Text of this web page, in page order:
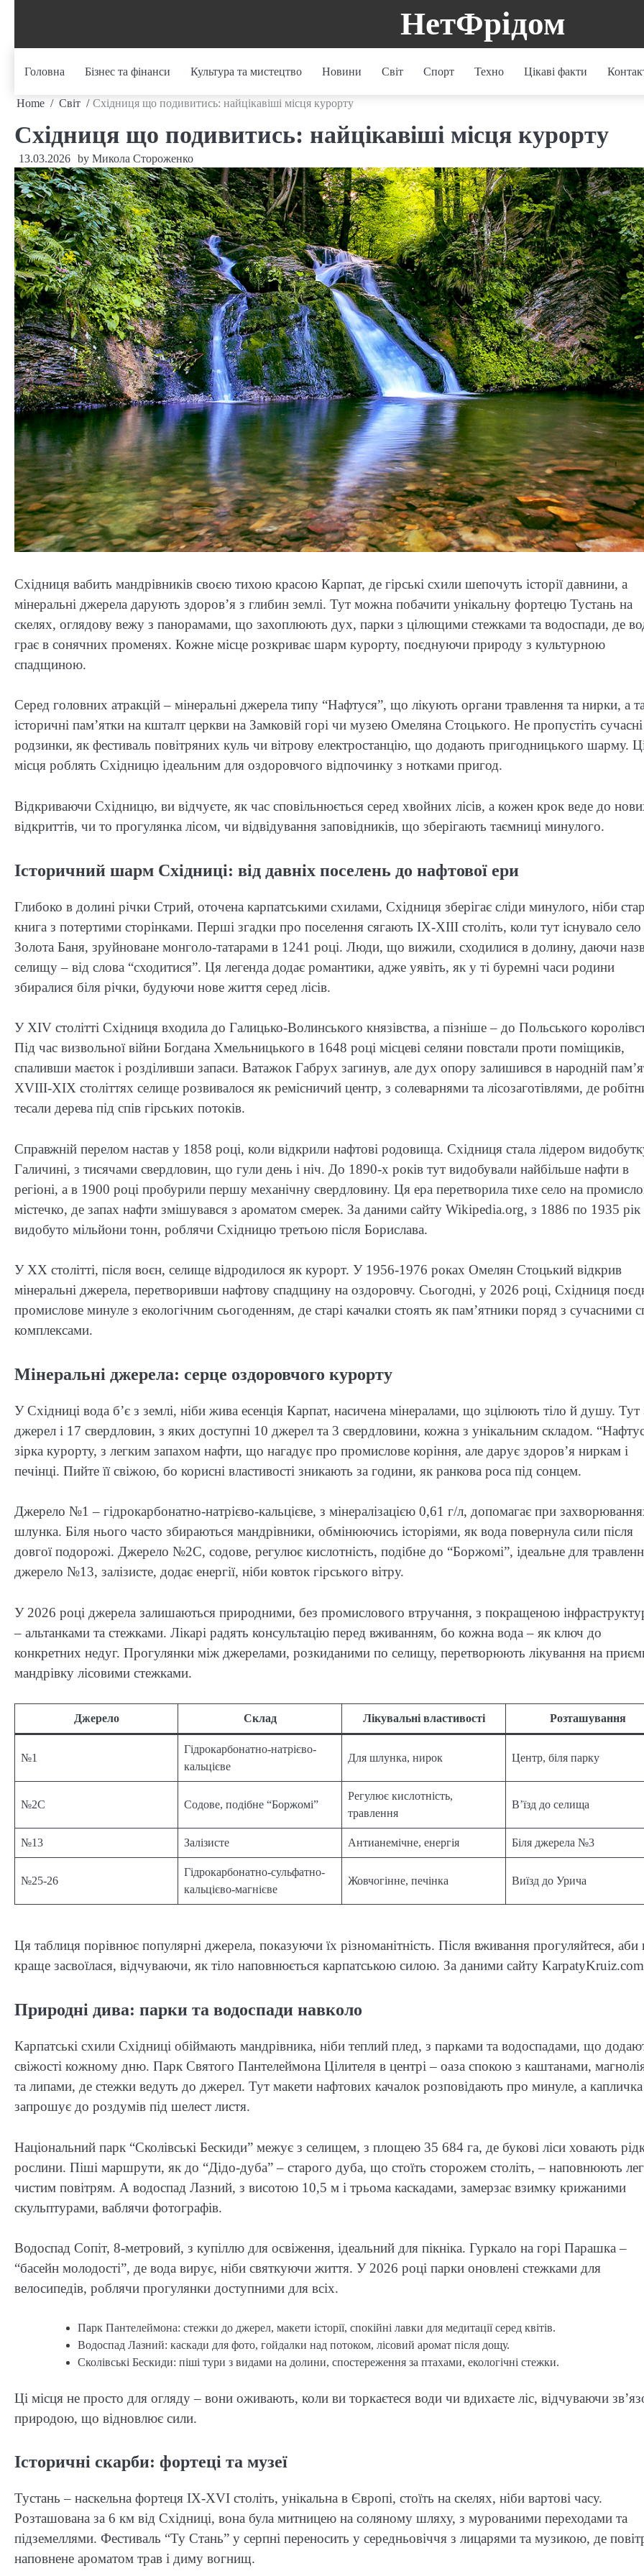
НетФрідом
Головна Бізнес та фінанси Культура та мистецтво Новини Світ Спорт Техно Цікаві факти
Home Світ Східниця що подивитись: найцікавіші місця курорту
Східниця що подивитись: найцікавіші місця курорту
13.03.2026 by Микола Стороженко
Східниця вабить мандрівників своєю тихою красою Карпат, де гірські схили шепочуть історії давнини, а
мінеральні джерела дарують здоров’я з глибин землі. Тут можна побачити унікальну фортецю Тустань на
скелях, оглядову вежу з панорамами, що захоплюють дух, парки з цілющими стежками та водоспади, де
грає в сонячних променях. Кожне місце розкриває шарм курорту, поєднуючи природу з культурною
спадщиною.
Серед головних атракцій – мінеральні джерела типу “Нафтуся”, що лікують органи травлення та нирки, а
історичні пам’ятки на кшталт церкви на Замковій горі чи музею Омеляна Стоцького. Не пропустіть сучасні
родзинки, як фестиваль повітряних куль чи вітрову електростанцію, що додають пригодницького шарму.
місця роблять Східницю ідеальним для оздоровчого відпочинку з нотками пригод.
Відкриваючи Східницю, ви відчуєте, як час сповільнюється серед хвойних лісів, а кожен крок веде до
відкриттів, чи то прогулянка лісом, чи відвідування заповідників, що зберігають таємниці минулого.
Історичний шарм Східниці: від давніх поселень до нафтової ери
Глибоко в долині річки Стрий, оточена карпатськими схилами, Східниця зберігає сліди минулого, ніби
книга з потертими сторінками. Перші згадки про поселення сягають IX-XIII століть, коли тут існувало село
Золота Баня, зруйноване монголо-татарами в 1241 році. Люди, що вижили, сходилися в долину, даючи
селищу – від слова “сходитися”. Ця легенда додає романтики, адже уявіть, як у ті буремні часи родини
збиралися біля річки, будуючи нове життя серед лісів.
У XIV столітті Східниця входила до Галицько-Волинського князівства, а пізніше – до Польського
Під час визвольної війни Богдана Хмельницького в 1648 році місцеві селяни повстали проти поміщиків,
спаливши маєток і розділивши запаси. Ватажок Габрух загинув, але дух опору залишився в народній
XVIII-XIX століттях селище розвивалося як ремісничий центр, з солеварнями та лісозаготівлями, де
тесали дерева під спів гірських потоків.
Справжній перелом настав у 1858 році, коли відкрили нафтові родовища. Східниця стала лідером
Галичині, з тисячами свердловин, що гули день і ніч. До 1890-х років тут видобували найбільше нафти в
регіоні, а в 1900 році пробурили першу механічну свердловину. Ця ера перетворила тихе село на
містечко, де запах нафти змішувався з ароматом смерек. За даними сайту Wikipedia.org, з 1886 по 1935 рік
видобуто мільйони тонн, роблячи Східницю третьою після Борислава.
У XX столітті, після воєн, селище відродилося як курорт. У 1956-1976 роках Омелян Стоцький відкрив
мінеральні джерела, перетворивши нафтову спадщину на оздоровчу. Сьогодні, у 2026 році, Східниця
промислове минуле з екологічним сьогоденням, де старі качалки стоять як пам’ятники поряд з сучасними
комплексами.
Мінеральні джерела: серце оздоровчого курорту
У Східниці вода б’є з землі, ніби жива есенція Карпат, насичена мінералами, що зцілюють тіло й душу. Тут
джерел і 17 свердловин, з яких доступні 10 джерел та 3 свердловини, кожна з унікальним складом.
зірка курорту, з легким запахом нафти, що нагадує про промислове коріння, але дарує здоров’я ниркам і
печінці. Пийте її свіжою, бо корисні властивості зникають за години, як ранкова роса під сонцем.
Джерело №1 – гідрокарбонатно-натрієво-кальцієве, з мінералізацією 0,61 г/л, допомагає при
шлунка. Біля нього часто збираються мандрівники, обмінюючись історіями, як вода повернула сили після
довгої подорожі. Джерело №2С, содове, регулює кислотність, подібне до “Боржомі”, ідеальне для
джерело №13, залізисте, додає енергії, ніби ковток гірського вітру.
У 2026 році джерела залишаються природними, без промислового втручання, з покращеною
– альтанками та стежками. Лікарі радять консультацію перед вживанням, бо кожна вода – як ключ до
конкретних недуг. Прогулянки між джерелами, розкиданими по селищу, перетворюють лікування на
мандрівку лісовими стежками.
Джерело Склад Лікувальні властивості Розташування
№1
Гідрокарбонатно-натрієво-
кальцієве
Для шлунка, нирок Центр, біля парку
№2С Содове, подібне “Боржомі”
Регулює кислотність,
травлення
В’їзд до селища
№13 Залізисте Антианемічне, енергія Біля джерела №3
№25-26
Гідрокарбонатно-сульфатно-
кальцієво-магнієве
Жовчогінне, печінка Виїзд до Урича
Ця таблиця порівнює популярні джерела, показуючи їх різноманітність. Після вживання прогуляйтеся, аби
краще засвоїлася, відчуваючи, як тіло наповнюється карпатською силою. За даними сайту
Природні дива: парки та водоспади навколо
Карпатські схили Східниці обіймають мандрівника, ніби теплий плед, з парками та водоспадами, що
свіжості кожному дню. Парк Святого Пантелеймона Цілителя в центрі – оаза спокою з каштанами,
та липами, де стежки ведуть до джерел. Тут макети нафтових качалок розповідають про минуле, а капличка
запрошує до роздумів під шелест листя.
Національний парк “Сколівські Бескиди” межує з селищем, з площею 35 684 га, де букові ліси ховають
рослини. Піші маршрути, як до “Дідо-дуба” – старого дуба, що стоїть сторожем століть, – наповнюють
чистим повітрям. А водоспад Лазний, з висотою 10,5 м і трьома каскадами, замерзає взимку крижаними
скульптурами, ваблячи фотографів.
Водоспад Сопіт, 8-метровий, з купіллю для освіження, ідеальний для пікніка. Гуркало на горі Парашка –
“басейн молодості”, де вода вирує, ніби святкуючи життя. У 2026 році парки оновлені стежками для
велосипедів, роблячи прогулянки доступними для всіх.
Парк Пантелеймона: стежки до джерел, макети історії, спокійні лавки для медитації серед квітів.
Водоспад Лазний: каскади для фото, гойдалки над потоком, лісовий аромат після дощу.
Сколівські Бескиди: піші тури з видами на долини, спостереження за птахами, екологічні стежки.
Ці місця не просто для огляду – вони оживають, коли ви торкаєтеся води чи вдихаєте ліс, відчуваючи
природою, що відновлює сили.
Історичні скарби: фортеці та музеї
Тустань – наскельна фортеця IX-XVI століть, унікальна в Європі, стоїть на скелях, ніби вартові часу.
Розташована за 6 км від Східниці, вона була митницею на соляному шляху, з мурованими переходами та
підземеллями. Фестиваль “Ту Стань” у серпні переносить у середньовіччя з лицарями та музикою, де
наповнене ароматом трав і диму вогнищ.